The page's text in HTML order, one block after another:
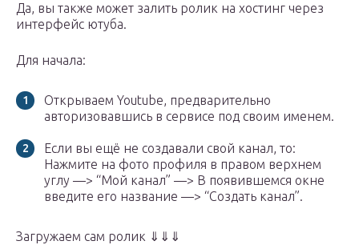
Да, вы также может залить ролик на хостинг через
интерфейс ютуба.
Для начала:
Открываем Youtube, предварительно
авторизовавшись в сервисе под своим именем.
Если вы ещё не создавали свой канал, то:
Нажмите на фото профиля в правом верхнем
углу —> “Мой канал” —> В появившемся окне
введите его название —> “Создать канал”.
Загружаем сам ролик ⇓⇓⇓